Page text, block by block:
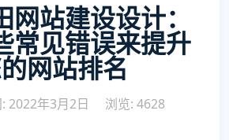
网站建设设计：
常见错误来提升
网站排名
2022年3月2日 浏览: 4628